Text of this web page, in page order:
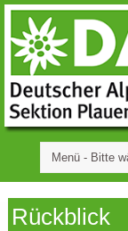
Rückblick